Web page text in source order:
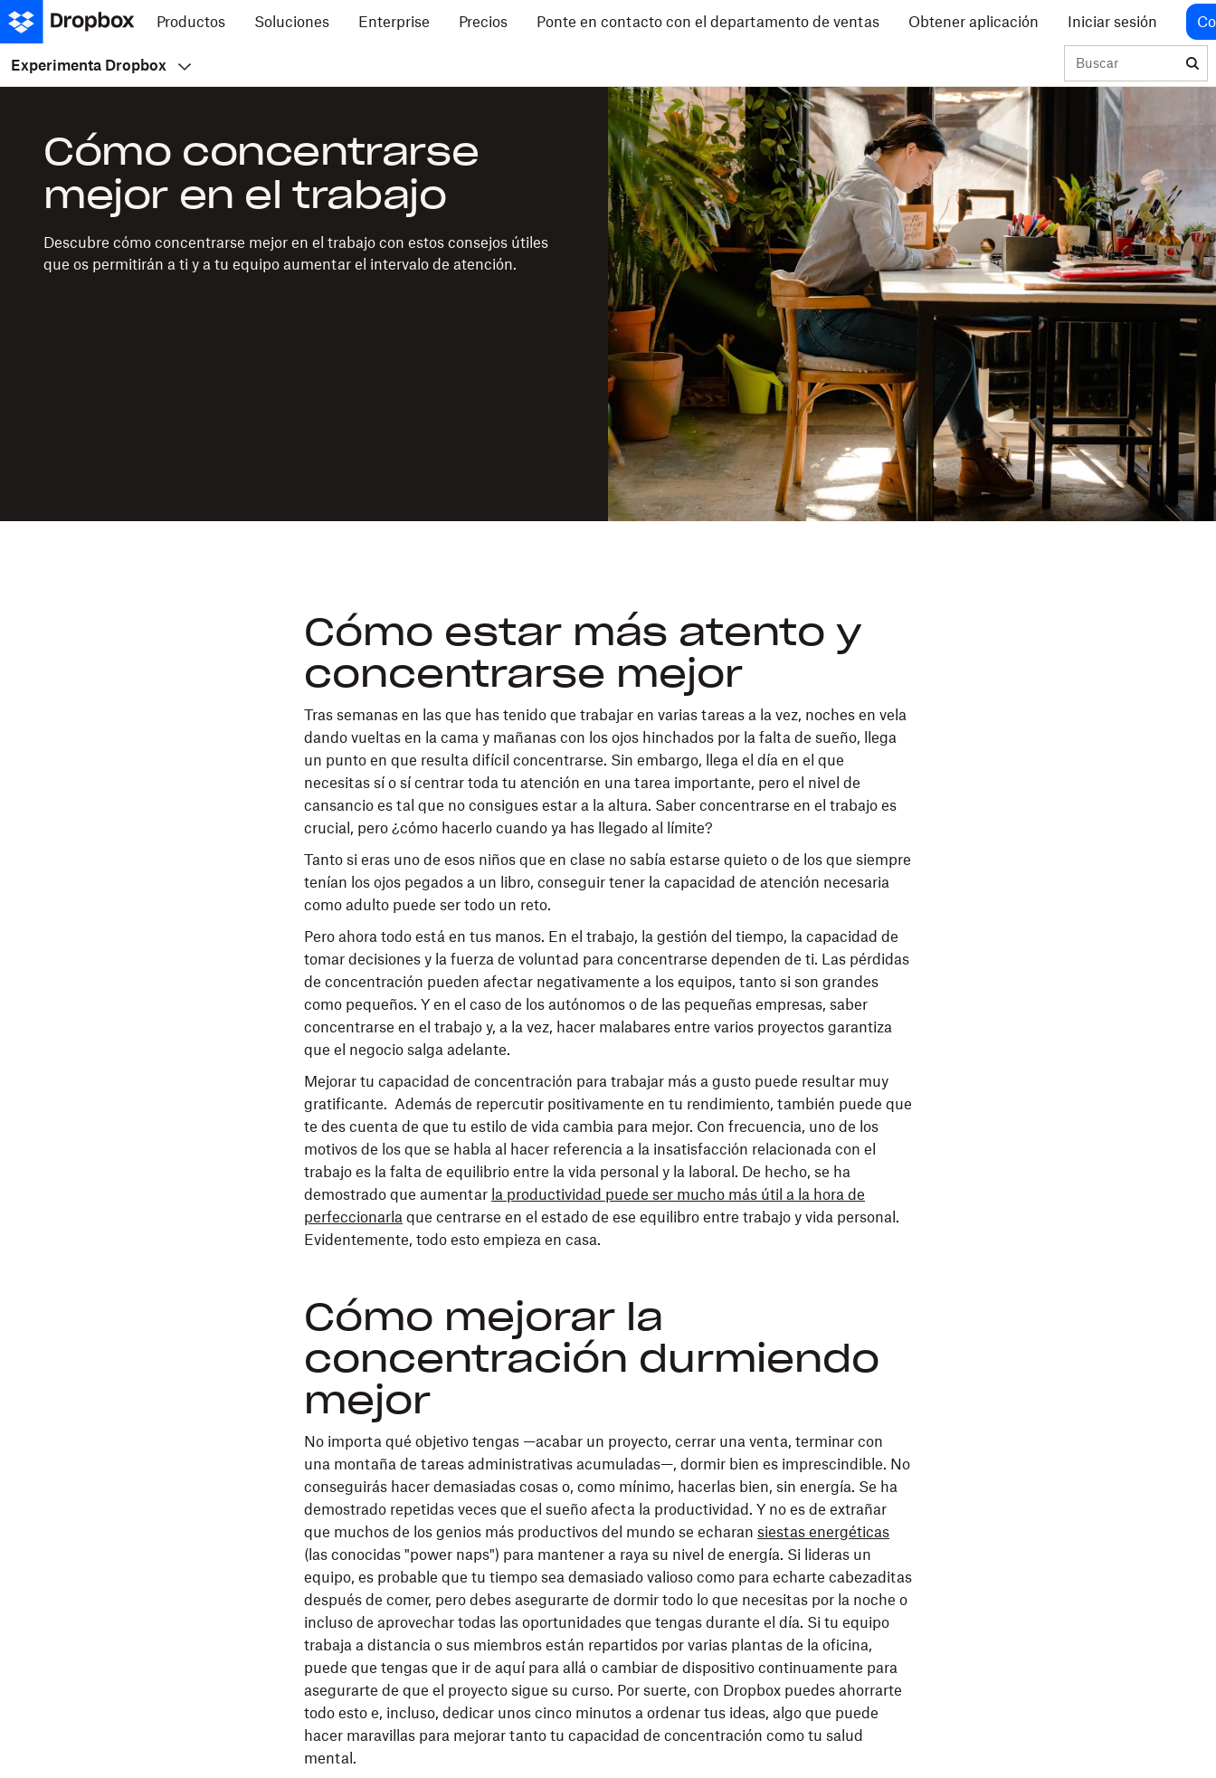
Productos Soluciones Enterprise Precios Ponte en contacto con el departamento de ventas Obtener aplicación Iniciar sesión
Experimenta Dropbox Buscar
Cómo concentrarse
mejor en el trabajo
Descubre cómo concentrarse mejor en el trabajo con estos consejos útiles
que os permitirán a ti y a tu equipo aumentar el intervalo de atención.
Cómo estar más atento y
concentrarse mejor
Tras semanas en las que has tenido que trabajar en varias tareas a la vez, noches en vela
dando vueltas en la cama y mañanas con los ojos hinchados por la falta de sueño, llega
un punto en que resulta difícil concentrarse. Sin embargo, llega el día en el que
necesitas sí o sí centrar toda tu atención en una tarea importante, pero el nivel de
cansancio es tal que no consigues estar a la altura. Saber concentrarse en el trabajo es
crucial, pero ¿cómo hacerlo cuando ya has llegado al límite?
Tanto si eras uno de esos niños que en clase no sabía estarse quieto o de los que siempre
tenían los ojos pegados a un libro, conseguir tener la capacidad de atención necesaria
como adulto puede ser todo un reto.
Pero ahora todo está en tus manos. En el trabajo, la gestión del tiempo, la capacidad de
tomar decisiones y la fuerza de voluntad para concentrarse dependen de ti. Las pérdidas
de concentración pueden afectar negativamente a los equipos, tanto si son grandes
como pequeños. Y en el caso de los autónomos o de las pequeñas empresas, saber
concentrarse en el trabajo y, a la vez, hacer malabares entre varios proyectos garantiza
que el negocio salga adelante.
Mejorar tu capacidad de concentración para trabajar más a gusto puede resultar muy
gratificante. Además de repercutir positivamente en tu rendimiento, también puede que
te des cuenta de que tu estilo de vida cambia para mejor. Con frecuencia, uno de los
motivos de los que se habla al hacer referencia a la insatisfacción relacionada con el
trabajo es la falta de equilibrio entre la vida personal y la laboral. De hecho, se ha
demostrado que aumentar la productividad puede ser mucho más útil a la hora de
perfeccionarla que centrarse en el estado de ese equilibro entre trabajo y vida personal.
Evidentemente, todo esto empieza en casa.
Cómo mejorar la
concentración durmiendo
mejor
No importa qué objetivo tengas —acabar un proyecto, cerrar una venta, terminar con
una montaña de tareas administrativas acumuladas—, dormir bien es imprescindible. No
conseguirás hacer demasiadas cosas o, como mínimo, hacerlas bien, sin energía. Se ha
demostrado repetidas veces que el sueño afecta la productividad. Y no es de extrañar
que muchos de los genios más productivos del mundo se echaran siestas energéticas
(las conocidas "power naps") para mantener a raya su nivel de energía. Si lideras un
equipo, es probable que tu tiempo sea demasiado valioso como para echarte cabezaditas
después de comer, pero debes asegurarte de dormir todo lo que necesitas por la noche o
incluso de aprovechar todas las oportunidades que tengas durante el día. Si tu equipo
trabaja a distancia o sus miembros están repartidos por varias plantas de la oficina,
puede que tengas que ir de aquí para allá o cambiar de dispositivo continuamente para
asegurarte de que el proyecto sigue su curso. Por suerte, con Dropbox puedes ahorrarte
todo esto e, incluso, dedicar unos cinco minutos a ordenar tus ideas, algo que puede
hacer maravillas para mejorar tanto tu capacidad de concentración como tu salud
mental.